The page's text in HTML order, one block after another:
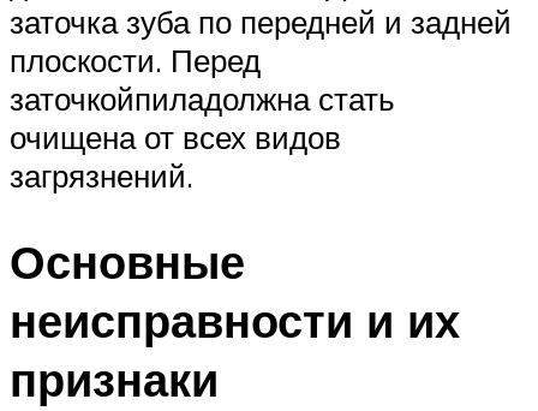
заточка зуба по передней и задней
плоскости. Перед
заточкойпиладолжна стать
очищена от всех видов
загрязнений.
Основные
неисправности и их
признаки